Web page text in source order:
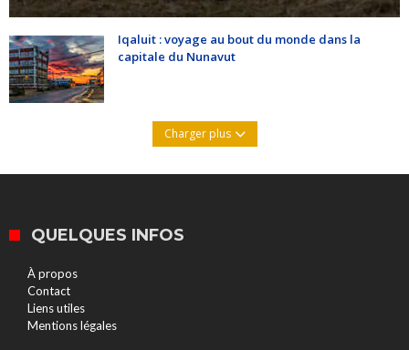
Iqaluit : voyage au bout du monde dans la
capitale du Nunavut
Charger plus
QUELQUES INFOS
À propos
Contact
Liens utiles
Mentions légales